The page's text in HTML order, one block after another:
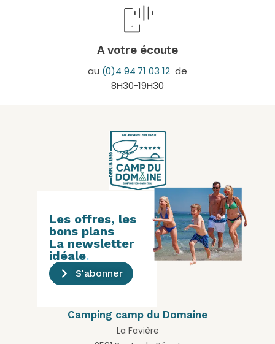
A votre écoute
au (0)4 94 71 03 12de
8H30-19H30
Camping camp du Domaine
La Favière
Les offres, les
bons plans
La newsletter
idéale.
S'abonner